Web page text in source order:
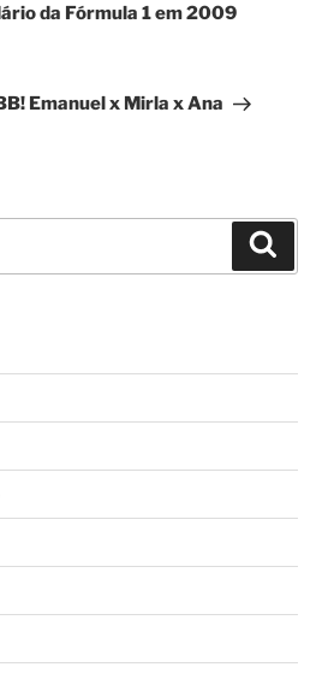
da Fórmula 1 em 2009
Emanuel x Mirla x Ana